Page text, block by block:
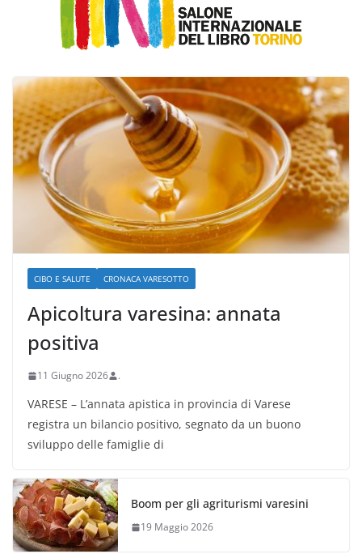
CIBO E SALUTE CRONACA VARESOTTO
Apicoltura varesina: annata
positiva
11 Giugno 2026 .
VARESE – L’annata apistica in provincia di Varese
registra un bilancio positivo, segnato da un buono
sviluppo delle famiglie di
Boom per gli agriturismi varesini
19 Maggio 2026